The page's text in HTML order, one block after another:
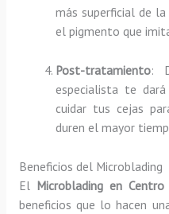
más superficial de
el pigmento que
Post-tratamiento:
especialista te
cuidar tus cejas
duren el mayor
Beneficios del Microblading
El Microblading en
beneficios que lo hacen